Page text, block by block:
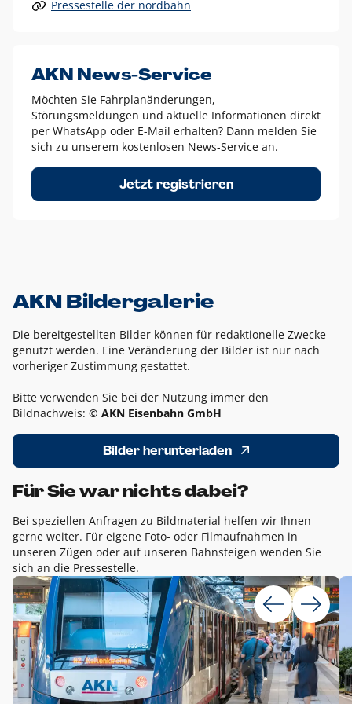
Alle anderen Logo-Varianten dürfen nur in Ausnahmefällen
Diese Ausnahmen sind zum Beispiel:
dem AKN Blau,
weißes Logo auf Fotohintergründen,
schwarzes Logo für reine Schwarz-Weiß-Umsetzungen
Um das Logo herum muss ein Schutzraum von jeweils einer
Höhe bzw. Breite des N aus AKN in alle Richtungen
Pressestelle der nordbahn
AKN News-Service
Möchten Sie Fahrplanänderungen,
Störungsmeldungen und aktuelle Informationen direkt
per WhatsApp oder E-Mail erhalten? Dann melden Sie
sich zu unserem kostenlosen News-Service an.
Jetzt registrieren
AKN Bildergalerie
Die bereitgestellten Bilder können für redaktionelle Zwecke
genutzt werden. Eine Veränderung der Bilder ist nur nach
vorheriger Zustimmung gestattet.
Bitte verwenden Sie bei der Nutzung immer den
Bildnachweis: © AKN Eisenbahn GmbH
Bilder herunterladen
Für Sie war nichts dabei?
Bei speziellen Anfragen zu Bildmaterial helfen wir Ihnen
gerne weiter. Für eigene Foto- oder Filmaufnahmen in
unseren Zügen oder auf unseren Bahnsteigen wenden Sie
sich an die Pressestelle.